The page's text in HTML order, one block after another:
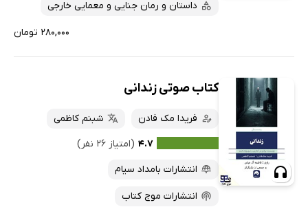
داستان و رمان جنایی و معمایی خارجی
۲۸۰,۰۰۰ تومان
کتاب صوتی زندانی
فریدا مک فادن
شبنم کاظمی
۴.۷ (امتیاز ۲۶ نفر)
انتشارات بامداد سیام
انتشارات موج کتاب